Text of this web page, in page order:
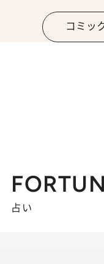
コミッ
占い